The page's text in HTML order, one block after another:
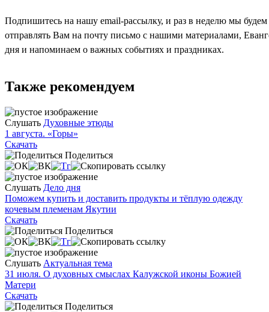
Подпишитесь на нашу email-рассылку, и раз в неделю мы будем
отправлять Вам на почту письмо с нашими материалами,
дня и напоминаем о важных событиях и праздниках.
Также рекомендуем
Слушать Духовные этюды
1 августа. «Горы»
Скачать
Поделиться
Слушать Дело дня
Поможем купить и доставить продукты и тёплую одежду
кочевым племенам Якутии
Скачать
Поделиться
Слушать Актуальная тема
31 июля. О духовных смыслах Калужской иконы Божией
Матери
Скачать
Поделиться